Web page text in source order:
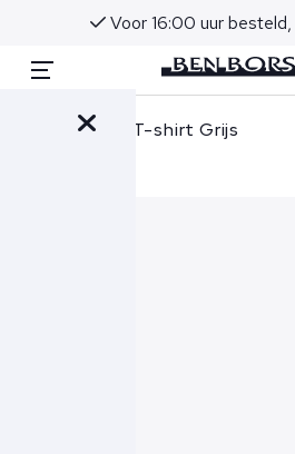
Voor 16:00 uur besteld,
Parajumpers T-shirt Grijs